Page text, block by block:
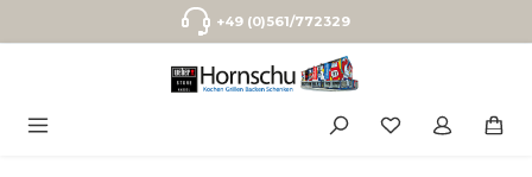
Zum Hauptinhalt springen+49 (0)561/772329